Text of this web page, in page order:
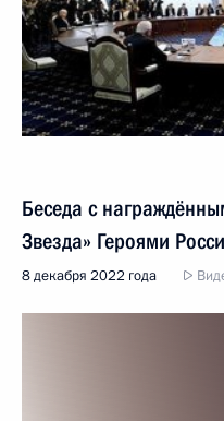
Беседа с
Звезда» Героями
8 декабря 2022 года